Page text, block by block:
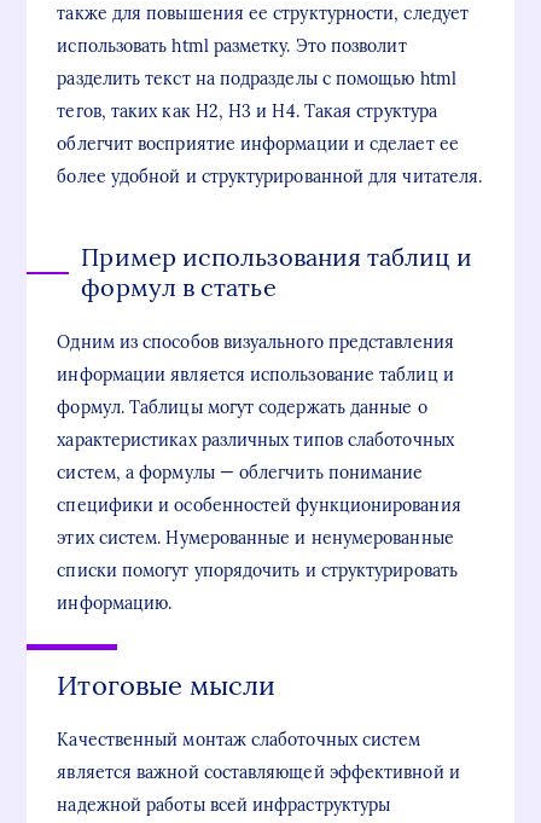
также для повышения ее структурности, следует
использовать html разметку. Это позволит
разделить текст на подразделы с помощью html
тегов, таких как H2, H3 и H4. Такая структура
облегчит восприятие информации и сделает ее
более удобной и структурированной для читателя.
Пример использования таблиц и
формул в статье
Одним из способов визуального представления
информации является использование таблиц и
формул. Таблицы могут содержать данные о
характеристиках различных типов слаботочных
систем, а формулы — облегчить понимание
специфики и особенностей функционирования
этих систем. Нумерованные и ненумерованные
списки помогут упорядочить и структурировать
информацию.
Итоговые мысли
Качественный монтаж слаботочных систем
является важной составляющей эффективной и
надежной работы всей инфраструктуры